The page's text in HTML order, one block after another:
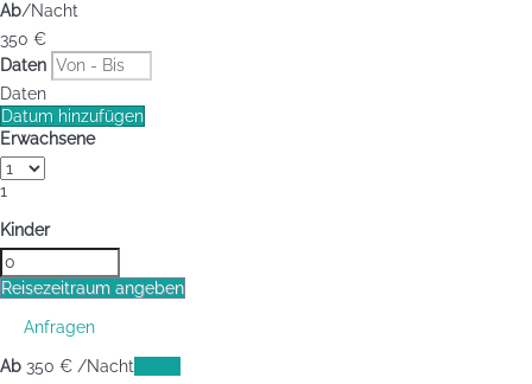
Ab/Nacht
350 €
Daten
Daten
Datum hinzufügen
Erwachsene
1
Kinder
Reisezeitraum angeben
Anfragen
Ab 350 € /Nacht